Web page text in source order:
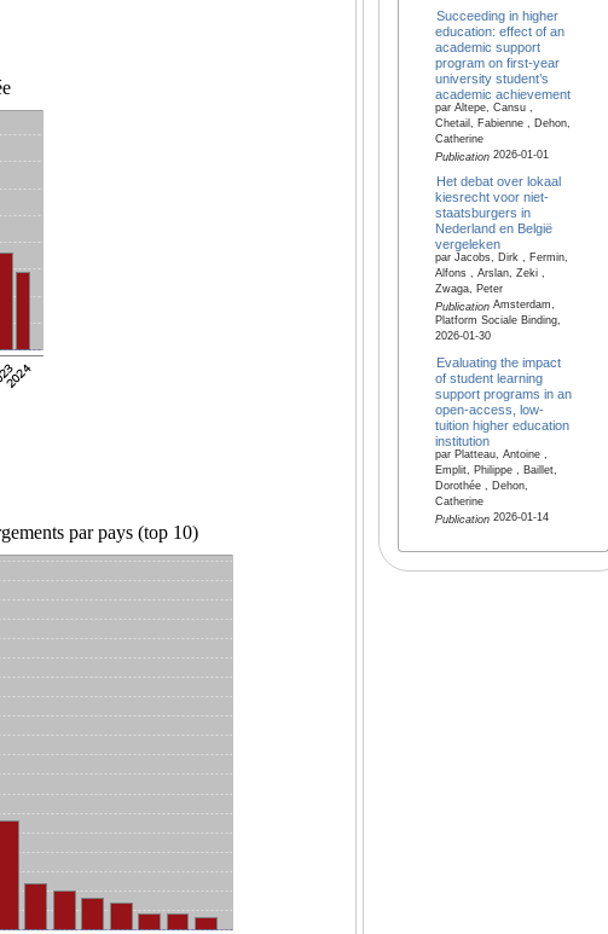
Succeeding in higher
education: effect of an
academic support
program on first-year
university student’s
academic achievement
par Altepe, Cansu ,
Chetail, Fabienne , Dehon,
Catherine
Publication2026-01-01
Het debat over lokaal
kiesrecht voor niet-
staatsburgers in
Nederland en België
vergeleken
par Jacobs, Dirk , Fermin,
Alfons , Arslan, Zeki ,
Zwaga, Peter
PublicationAmsterdam,
Platform Sociale Binding,
2026-01-30
Evaluating the impact
of student learning
support programs in an
open-access, low-
tuition higher education
institution
par Platteau, Antoine ,
Emplit, Philippe , Baillet,
Dorothée , Dehon,
Catherine
Publication2026-01-14